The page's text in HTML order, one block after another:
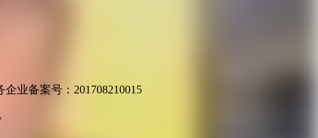
业备案号：201708210015